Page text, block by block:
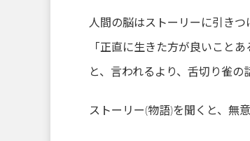
人間の脳はストーリーに引きつ
「正直に生きた方が良いことあ
と、言われるより、舌切り雀の
ストーリー(物語)を聞くと、無